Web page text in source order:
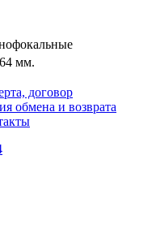
мм.
договор
обмена и возврата